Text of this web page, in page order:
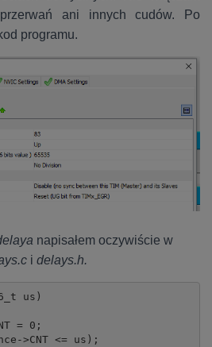
ani innych cudów. Po
programu.
napisałem oczywiście w
i delays.h.
us)
= 0;
>CNT <= us);